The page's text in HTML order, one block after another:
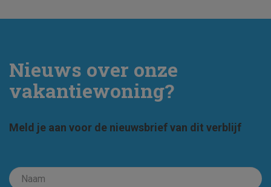
Nieuws over onze
vakantiewoning?
Meld je aan voor de nieuwsbrief van dit verblijf